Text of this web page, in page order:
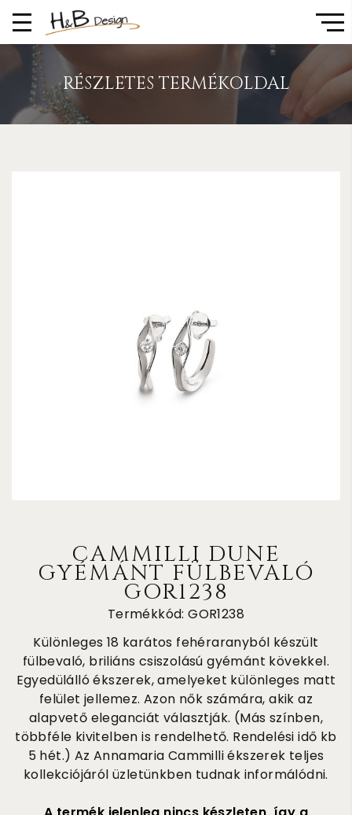
RÉSZLETES TERMÉKOLDAL
CAMMILLI DUNE
GYÉMÁNT FÜLBEVALÓ
GOR1238
Termékkód: GOR1238
Különleges 18 karátos fehéraranyból készült
fülbevaló, briliáns csiszolású gyémánt kövekkel.
Egyedülálló ékszerek, amelyeket különleges matt
felület jellemez. Azon nők számára, akik az
alapvető eleganciát választják. (Más színben,
többféle kivitelben is rendelhető. Rendelési idő kb
5 hét.) Az Annamaria Cammilli ékszerek teljes
kollekciójáról üzletünkben tudnak informálódni.